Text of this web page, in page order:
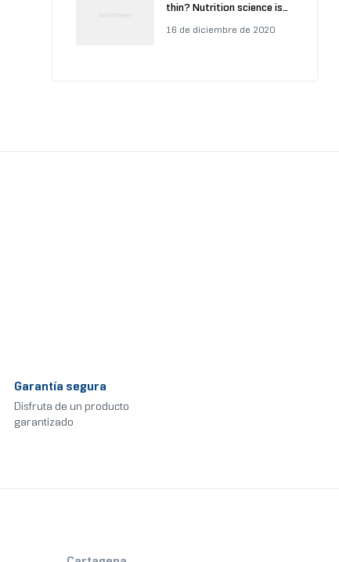
thin? Nutrition science is
tricky
16 de diciembre de 2020
Garantía segura
Disfruta de un producto
garantizado